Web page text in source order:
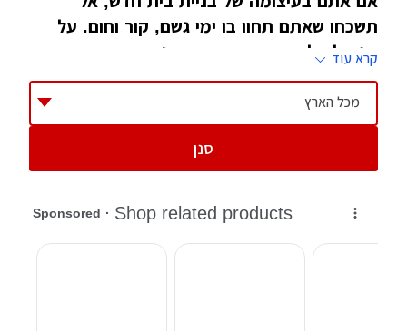
תשכחו שאתם תחוו בו ימי גשם, קור וחום. על
מנת לא להיות מושפעים ממזג האוויר
והשפעותיו, איטום ובידוד הוא הפתרון בשבילכם.
האנשים שיביאו לכם את החורף המושלם אליכם
הביתה
כיצד גג הופך דולף, מים נכנסים פנימה בימי חורף
, והורסים את החפצים שלנו. כל מי שגר בבית ישן
חרד מכך, כל מי שעובר לבית חדש רוצה להשכיח
קרא עוד
מכל הארץ
סנן